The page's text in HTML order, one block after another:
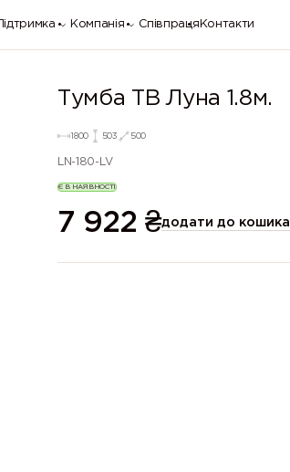
Підтримка Компанія Співпраця Контакти
Тумба ТВ Луна 1.8м.
1800 503 500
LN-180-LV
Є В НАЯВНОСТІ
7 922 ₴додати до кошика